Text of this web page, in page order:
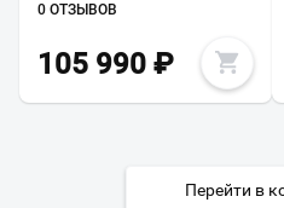
0 ОТЗЫВОВ
105 990 ₽
Перейти в